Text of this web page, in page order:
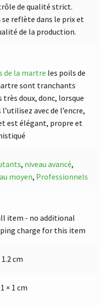
de qualité strict.
se reflète dans le prix et
de la production.
de la martre les poils de
sont tranchants
très doux, donc, lorsque
l’utilisez avec de l’encre,
est élégant, propre et
, niveau avancé,
moyen, Professionnels
item - no additional
charge for this item
cm
× 1 cm